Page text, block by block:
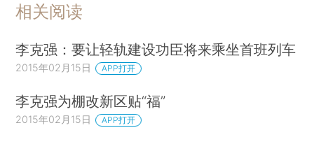
相关阅读
李克强：要让轻轨建设功臣将来乘坐首班列车
2015年02月15日 APP打开
李克强为棚改新区贴“福”
2015年02月15日 APP打开